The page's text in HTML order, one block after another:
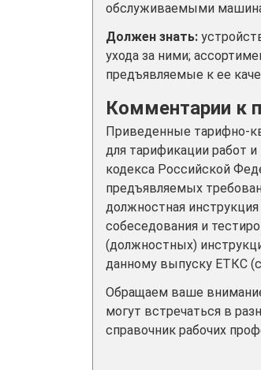
обслуживаемыми
Должен знать:
ухода за ними;
предъявляемые к ее
Комментарии к
Приведенные тарифно-
для тарификации работ
кодекса Российской
предъявляемых
должностная
собеседования и
(должностных)
данному выпуску ЕТКС
Обращаем ваше
могут встречаться в
справочник рабочих